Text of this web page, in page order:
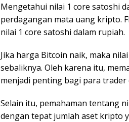
Mengetahui nilai 1 core satoshi
perdagangan mata uang kripto.
nilai 1 core satoshi dalam rupiah.
Jika harga Bitcoin naik, maka
sebaliknya. Oleh karena itu,
menjadi penting bagi para trader
Selain itu, pemahaman tentang
dengan tepat jumlah aset kripto